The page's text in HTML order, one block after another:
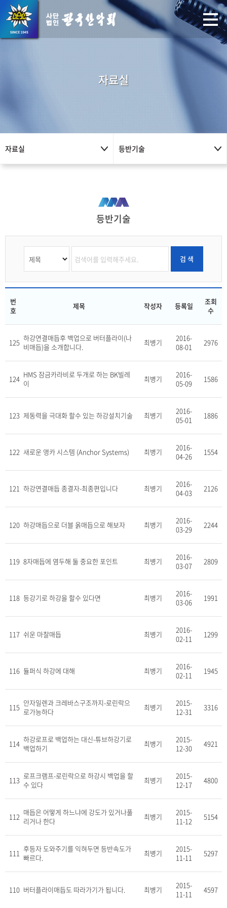
자료실
자료실 등반기술
등반기술
검 색
번
호
제목 작성자 등록일
조회
수
125 하강연결매듭후 백업으로 버터플라이(나
비매듭)을 소개합니다.
최병기
2016-
08-01
2976
124 HMS 잠금카라비로 두개로 하는 BK빌레
이
최병기
2016-
05-09
1586
123 제동력을 극대화 할수 있는 하강설치기술 최병기
2016-
05-01
1886
122 새로운 앵카 시스템 (Anchor Systems) 최병기
2016-
04-26
1554
121 하강연결매듭 종결자-최종편입니다 최병기
2016-
04-03
2126
120 하강매듭으로 더블 옭매듭으로 해보자 최병기
2016-
03-29
2244
119 8자매듭에 염두해 둘 중요한 포인트 최병기
2016-
03-07
2809
118 등강기로 하강을 할수 있다면 최병기
2016-
03-06
1991
117 쉬운 마찰매듭 최병기
2016-
02-11
1299
116 듈퍼식 하강에 대해 최병기
2016-
02-11
1945
115 안자일렌과 크레바스구조까지-로린락으
로가능하다
최병기
2015-
12-31
3316
114 하강로프로 백업하는 대신-튜브하강기로
백업하기
최병기
2015-
12-30
4921
113 로프크램프-로린락으로 하강시 백업을 할
수 있다
최병기
2015-
12-17
4800
112 매듭은 어떻게 하느냐에 강도가 있거나풀
리거나 한다
최병기
2015-
11-12
5154
111 후등자 도와주기를 익혀두면 등반속도가
빠르다.
최병기
2015-
11-11
5297
110 버터플라이매듭도 따라가기가 됩니다. 최병기
2015-
11-11
4597